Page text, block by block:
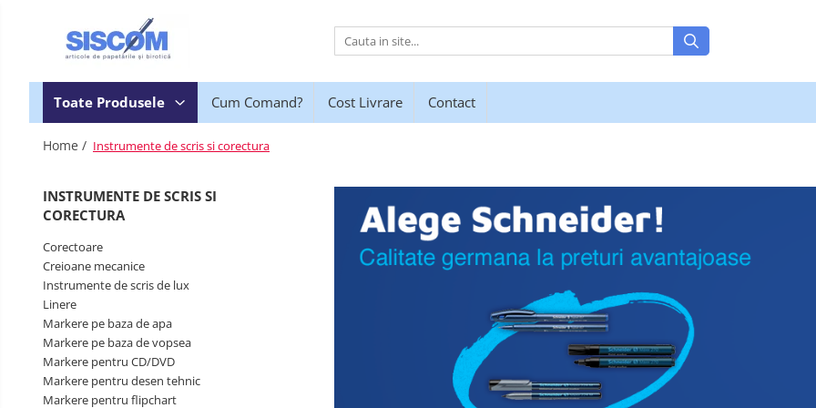
Toate Produsele
Accesorii pentru birou
Agrafe si clipsuri
Benzi adezive si dispensere pentru
Buzunare, folii autoadezive si
autolaminante
Capsatoare si decapsatoare
Capse
Cuttere, rezerve si cutite pentru
corespondenta
Elastice, buretiere, lupe
Foarfeci
Lipici si alti adezivi
Toate Produsele Cum Comand? Cost Livrare Contact
Home / Instrumente de scris si corectura
INSTRUMENTE DE SCRIS SI
CORECTURA
Corectoare
Creioane mecanice
Instrumente de scris de lux
Linere
Markere pe baza de apa
Markere pe baza de vopsea
Markere pentru CD/DVD
Markere pentru desen tehnic
Markere pentru flipchart